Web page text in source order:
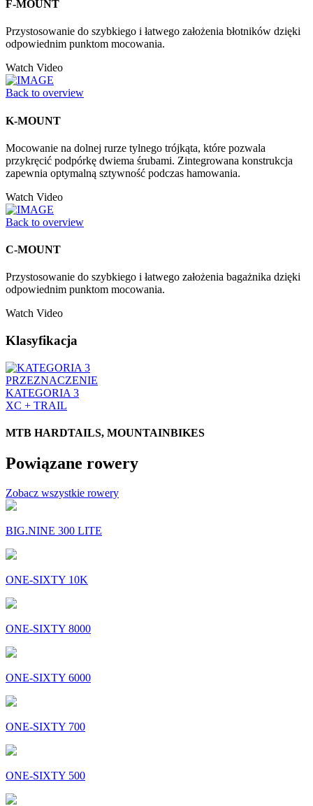
F-MOUNT
Przystosowanie do szybkiego i łatwego założenia błotników dzięki
odpowiednim punktom mocowania.
Watch Video
Back to overview
K-MOUNT
Mocowanie na dolnej rurze tylnego trójkąta, które pozwala
przykręcić podpórkę dwiema śrubami. Zintegrowana konstrukcja
zapewnia optymalną sztywność podczas hamowania.
Watch Video
Back to overview
C-MOUNT
Przystosowanie do szybkiego i łatwego założenia bagażnika dzięki
odpowiednim punktom mocowania.
Watch Video
Klasyfikacja
PRZEZNACZENIE
KATEGORIA 3
XC + TRAIL
MTB HARDTAILS, MOUNTAINBIKES
Powiązane rowery
Zobacz wszystkie rowery
BIG.NINE 300 LITE
ONE-SIXTY 10K
ONE-SIXTY 8000
ONE-SIXTY 6000
ONE-SIXTY 700
ONE-SIXTY 500